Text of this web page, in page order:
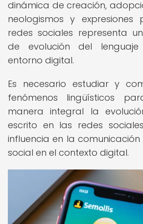
dinámica de creación,
neologismos y
redes sociales representa
de evolución del
entorno digital.
Es necesario estudiar y
fenómenos lingüísticos
manera integral la
escrito en las redes
influencia en la
social en el contexto digital.